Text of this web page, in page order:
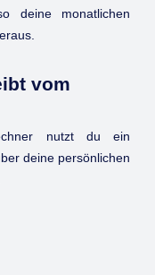
deine monatlichen
vom
nutzt du ein
deine persönlichen